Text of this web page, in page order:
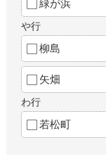
緑が浜
や行
柳島
矢畑
わ行
若松町